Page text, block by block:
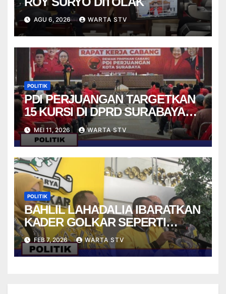
AGU 6, 2026 WARTA STV
POLITIK
PDI PERJUANGAN TARGETKAN
15 KURSI DI DPRD SURABAYA
PADA PEMILU 2029
MEI 11, 2026 WARTA STV
POLITIK
BAHLIL LAHADALIA IBARATKAN
KADER GOLKAR SEPERTI
STRIKER DALAM PERMAINAN
FUTSAL
FEB 7, 2026 WARTA STV